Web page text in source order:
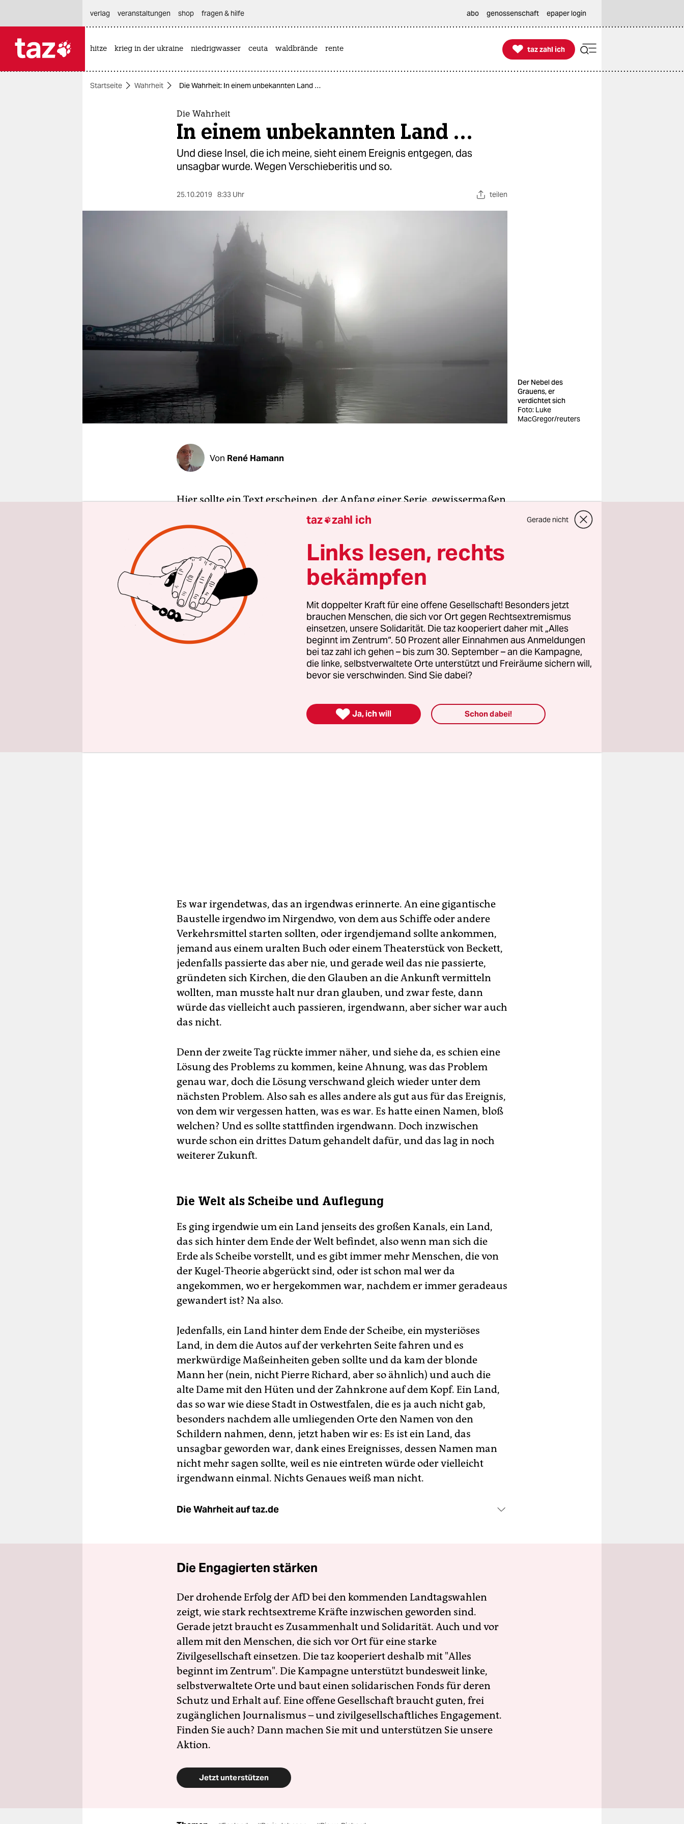
themen
veranstaltungen
unterstützen
verlag
veranstaltungen shop fragen & hilfe abo genossenschaft epaper login
hitze krieg in der ukraine niedrigwasser ceuta waldbrände rente 
taz zahl ich
taz zahl ich
Startseite Wahrheit Die Wahrheit: In einem unbekannten Land …
Die Wahrheit
In einem unbekannten Land …
Und diese Insel, die ich meine, sieht einem Ereignis entgegen, das
unsagbar wurde. Wegen Verschieberitis und so.
25.10.2019 8:33 Uhr teilen
Der Nebel des
Grauens, er
verdichtet sich
Foto: Luke
MacGregor/reuters
Von René Hamann
Hier sollte ein Text erscheinen, der Anfang einer Serie, gewissermaßen
ein Countdown, der zu einem speziellen Datum hinführen sollte … Da
sollte irgendwas Besonderes stattfinden … Aber was?
Es hatte ein Brainstorming gegeben, endlose Sitzungen, ein blonder
Typ von irgendeiner Insel kam in den Überlegungen vor und eine alte
Dame mit Hüten oder Zahnkronen und so ein komischer
hinterwäldlerischer Inselstaat, der irgendwie gespalten war und doch
vereint, das war wie in einem Asterix-Comic. Und dann waren da 27
Damen und Herren, die irgendwo saßen, und zwar über Papiere
gebeugt, die sie absegnen sollten, aber dann kam dieser eine Tag
immer näher und näher und nichts Wesentliches passierte, und dann
wurde kurzerhand ein nächster Tag bestimmt und der ganze
Es war irgendetwas, das an irgendwas erinnerte. An eine gigantische
Baustelle irgendwo im Nirgendwo, von dem aus Schiffe oder andere
Verkehrsmittel starten sollten, oder irgendjemand sollte ankommen,
jemand aus einem uralten Buch oder einem Theaterstück von Beckett,
jedenfalls passierte das aber nie, und gerade weil das nie passierte,
gründeten sich Kirchen, die den Glauben an die Ankunft vermitteln
wollten, man musste halt nur dran glauben, und zwar feste, dann
würde das vielleicht auch passieren, irgendwann, aber sicher war auch
das nicht.
Denn der zweite Tag rückte immer näher, und siehe da, es schien eine
Lösung des Problems zu kommen, keine Ahnung, was das Problem
genau war, doch die Lösung verschwand gleich wieder unter dem
nächsten Problem. Also sah es alles andere als gut aus für das Ereignis,
von dem wir vergessen hatten, was es war. Es hatte einen Namen, bloß
welchen? Und es sollte stattfinden irgendwann. Doch inzwischen
wurde schon ein drittes Datum gehandelt dafür, und das lag in noch
weiterer Zukunft.
Die Welt als Scheibe und Auflegung
Es ging irgendwie um ein Land jenseits des großen Kanals, ein Land,
das sich hinter dem Ende der Welt befindet, also wenn man sich die
Erde als Scheibe vorstellt, und es gibt immer mehr Menschen, die von
der Kugel-Theorie abgerückt sind, oder ist schon mal wer da
angekommen, wo er hergekommen war, nachdem er immer geradeaus
gewandert ist? Na also.
Jedenfalls, ein Land hinter dem Ende der Scheibe, ein mysteriöses
Land, in dem die Autos auf der verkehrten Seite fahren und es
merkwürdige Maßeinheiten geben sollte und da kam der blonde
Mann her (nein, nicht Pierre Richard, aber so ähnlich) und auch die
alte Dame mit den Hüten und der Zahnkrone auf dem Kopf. Ein Land,
das so war wie diese Stadt in Ostwestfalen, die es ja auch nicht gab,
besonders nachdem alle umliegenden Orte den Namen von den
Schildern nahmen, denn, jetzt haben wir es: Es ist ein Land, das
unsagbar geworden war, dank eines Ereignisses, dessen Namen man
nicht mehr sagen sollte, weil es nie eintreten würde oder vielleicht
irgendwann einmal. Nichts Genaues weiß man nicht.
Die Wahrheit auf taz.de
Die Engagierten stärken
Der drohende Erfolg der AfD bei den kommenden Landtagswahlen
zeigt, wie stark rechtsextreme Kräfte inzwischen geworden sind.
Gerade jetzt braucht es Zusammenhalt und Solidarität. Auch und vor
allem mit den Menschen, die sich vor Ort für eine starke
Zivilgesellschaft einsetzen. Die taz kooperiert deshalb mit "Alles
beginnt im Zentrum". Die Kampagne unterstützt bundesweit linke,
selbstverwaltete Orte und baut einen solidarischen Fonds für deren
Schutz und Erhalt auf. Eine offene Gesellschaft braucht guten, frei
zugänglichen Journalismus – und zivilgesellschaftliches Engagement.
Finden Sie auch? Dann machen Sie mit und unterstützen Sie unsere
Aktion.
Jetzt unterstützen
taz zahl ich Gerade nicht
Links lesen, rechts
bekämpfen
Mit doppelter Kraft für eine offene Gesellschaft! Besonders jetzt
brauchen Menschen, die sich vor Ort gegen Rechtsextremismus
einsetzen, unsere Solidarität. Die taz kooperiert daher mit „Alles
beginnt im Zentrum“. 50 Prozent aller Einnahmen aus Anmeldungen
bei taz zahl ich gehen – bis zum 30. September – an die Kampagne,
die linke, selbstverwaltete Orte unterstützt und Freiräume sichern will,
bevor sie verschwinden. Sind Sie dabei?
 Ja, ich will Schon dabei!